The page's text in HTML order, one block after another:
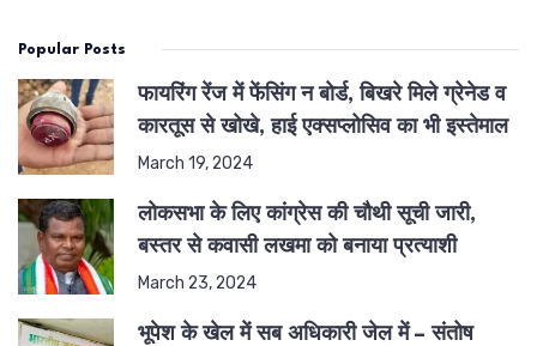
Popular Posts
फायरिंग रेंज में फेंसिंग न बोर्ड, बिखरे मिले ग्रेनेड व
कारतूस से खोखे, हाई एक्सप्लोसिव का भी इस्तेमाल
March 19, 2024
लोकसभा के लिए कांग्रेस की चौथी सूची जारी,
बस्तर से कवासी लखमा को बनाया प्रत्याशी
March 23, 2024
भूपेश के खेल में सब अधिकारी जेल में – संतोष